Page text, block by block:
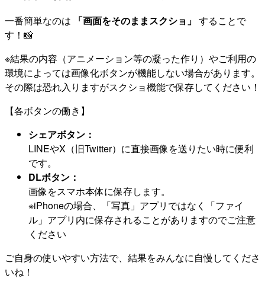
一番簡単なのは 「画面をそのままスクショ」 することで
す！📸
※結果の内容（アニメーション等の凝った作り）やご利用の
環境によっては画像化ボタンが機能しない場合があります。
その際は恐れ入りますがスクショ機能で保存してください！
【各ボタンの働き】
シェアボタン：
LINEやX（旧Twitter）に直接画像を送りたい時に便利
です。
DLボタン：
画像をスマホ本体に保存します。
※iPhoneの場合、「写真」アプリではなく「ファイ
ル」アプリ内に保存されることがありますのでご注意
ください
ご自身の使いやすい方法で、結果をみんなに自慢してくださ
いね！